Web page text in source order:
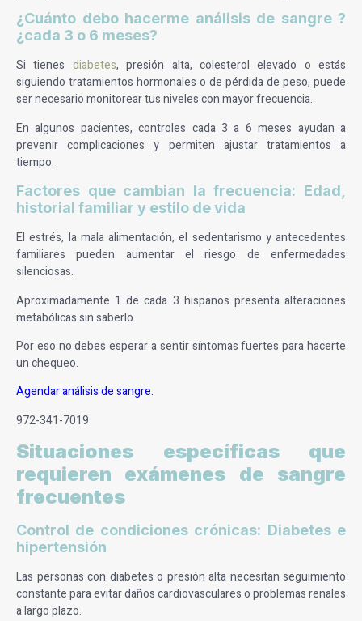
¿Cuánto debo hacerme análisis de sangre ?
¿cada 3 o 6 meses?
Si tienes diabetes, presión alta, colesterol elevado o estás
siguiendo tratamientos hormonales o de pérdida de peso, puede
ser necesario monitorear tus niveles con mayor frecuencia.
En algunos pacientes, controles cada 3 a 6 meses ayudan a
prevenir complicaciones y permiten ajustar tratamientos a
tiempo.
Factores que cambian la frecuencia: Edad,
historial familiar y estilo de vida
El estrés, la mala alimentación, el sedentarismo y antecedentes
familiares pueden aumentar el riesgo de enfermedades
silenciosas.
Aproximadamente 1 de cada 3 hispanos presenta alteraciones
metabólicas sin saberlo.
Por eso no debes esperar a sentir síntomas fuertes para hacerte
un chequeo.
Agendar análisis de sangre.
972-341-7019
Situaciones específicas que
requieren exámenes de sangre
frecuentes
Control de condiciones crónicas: Diabetes e
hipertensión
Las personas con diabetes o presión alta necesitan seguimiento
constante para evitar daños cardiovasculares o problemas renales
a largo plazo.